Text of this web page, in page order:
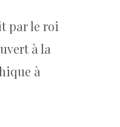
par le roi
à la
à